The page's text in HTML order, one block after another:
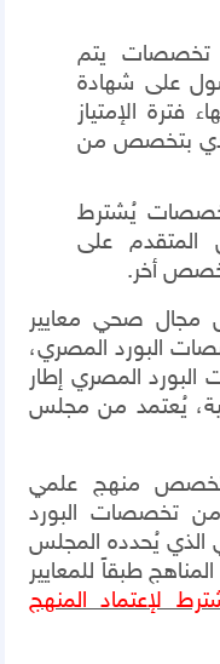
يتم
على شهادة
فترة الإمتياز
بتخصص من
يُشترط
المتقدم على
أخر.
مجال صحي معايير
البورد المصري،
المصري إطار
يُعتمد من مجلس
منهج علمي
تخصصات البورد
الذي يُحدده المجلس
طبقاً للمعايير
لإعتماد المنهج